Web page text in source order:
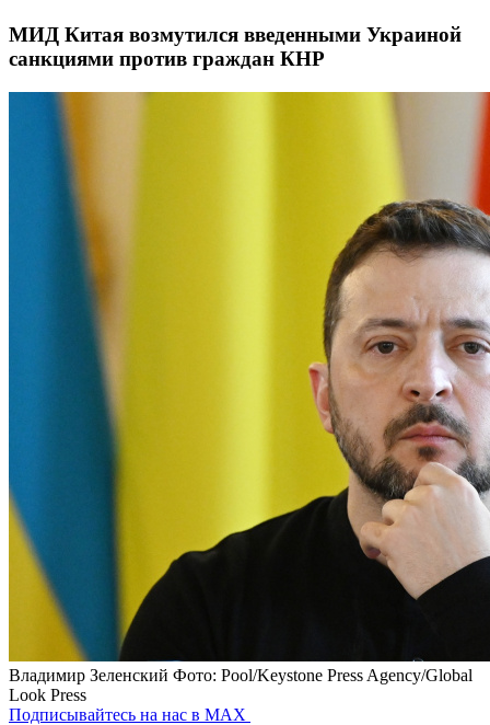
МИД Китая возмутился введенными Украиной
санкциями против граждан КНР
Владимир Зеленский Фото: Pool/Keystone Press Agency/Global
Look Press
Подписывайтесь на нас в MAX